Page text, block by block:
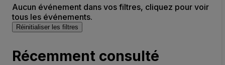
Aucun événement dans vos filtres, cliquez pour voir
tous les événements.
Réinitialiser les filtres
Récemment consulté